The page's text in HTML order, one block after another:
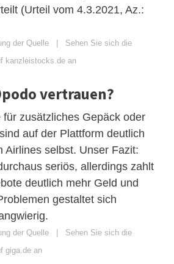
(Urteil vom 4.3.2021, Az.:
der Quelle | Sehen Sie sich die
kanzleistocks.de an
vertrauen?
für zusätzliches Gepäck oder
auf der Plattform deutlich
Airlines selbst. Unser Fazit:
seriös, allerdings zahlt
deutlich mehr Geld und
gestaltet sich
der Quelle | Sehen Sie sich die
giga.de an